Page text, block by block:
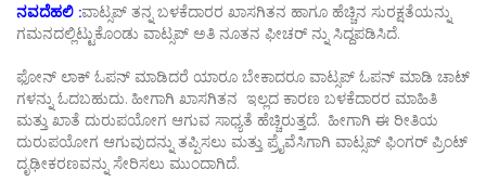
ನವದೆಹಲಿ :ವಾಟ್ಸಪ್ ತನ್ನ ಬಳಕೆದಾರರ ಖಾಸಗಿತನ ಹಾಗೂ ಹೆಚ್ಚಿನ ಸುರಕ್ಷತೆಯನ್ನು
ಗಮನದಲ್ಲಿಟ್ಟುಕೊಂಡು ವಾಟ್ಸಪ್ ಅತಿ ನೂತನ ಫೀಚರ್ ನ್ನು ಸಿದ್ದಪಡಿಸಿದೆ.
ಫೋನ್ ಲಾಕ್ ಓಪನ್ ಮಾಡಿದರೆ ಯಾರೂ ಬೇಕಾದರೂ ವಾಟ್ಸಪ್ ಓಪನ್ ಮಾಡಿ ಚಾಟ್
ಗಳನ್ನು ಓದಬಹುದು. ಹೀಗಾಗಿ ಖಾಸಗಿತನ ಇಲ್ಲದ ಕಾರಣ ಬಳಕೆದಾರರ ಮಾಹಿತಿ
ಮತ್ತು ಖಾತೆ ದುರುಪಯೋಗ ಆಗುವ ಸಾಧ್ಯತೆ ಹೆಚ್ಚಿರುತ್ತದೆ. ಹೀಗಾಗಿ ಈ ರೀತಿಯ
ದುರುಪಯೋಗ ಆಗುವುದನ್ನು ತಪ್ಪಿಸಲು ಮತ್ತು ಪ್ರೈವೆಸಿಗಾಗಿ ವಾಟ್ಸಪ್ ಫಿಂಗರ್ ಪ್ರಿಂಟ್
ದೃಢೀಕರಣವನ್ನು ಸೇರಿಸಲು ಮುಂದಾಗಿದೆ.